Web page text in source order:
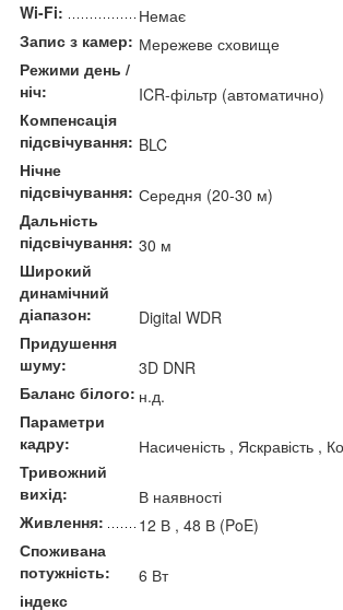
Wi-Fi:
Немає
Запис з камер: Мережеве сховище
Режими день /
ніч:
ICR-фільтр (автоматично)
Компенсація
підсвічування: BLC
Нічне
підсвічування: Середня (20-30 м)
Дальність
підсвічування: 30 м
Широкий
динамічний
діапазон:
Digital WDR
Придушення
шуму:
3D DNR
Баланс білого: н.д.
Параметри
кадру:
Насиченість , Яскравість ,
Тривожний
вихід:
В наявності
Живлення:
12 В , 48 В (PoE)
Споживана
потужність:
6 Вт
індекс